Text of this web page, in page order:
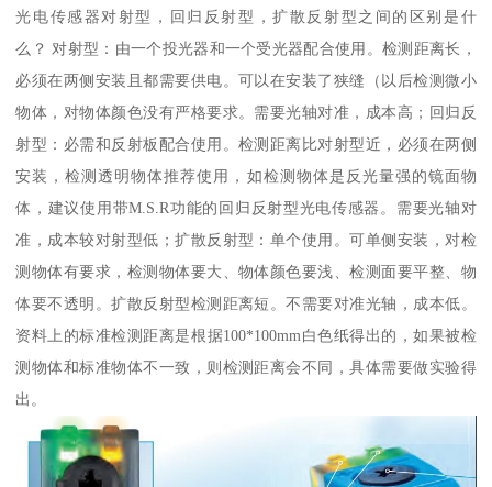
光电传感器对射型，回归反射型，扩散反射型之间的区别是什
么？ 对射型：由一个投光器和一个受光器配合使用。检测距离长，
必须在两侧安装且都需要供电。可以在安装了狭缝（以后检测微小
物体，对物体颜色没有严格要求。需要光轴对准，成本高；回归反
射型：必需和反射板配合使用。检测距离比对射型近，必须在两侧
安装，检测透明物体推荐使用，如检测物体是反光量强的镜面物
体，建议使用带M.S.R功能的回归反射型光电传感器。需要光轴对
准，成本较对射型低；扩散反射型：单个使用。可单侧安装，对检
测物体有要求，检测物体要大、物体颜色要浅、检测面要平整、物
体要不透明。扩散反射型检测距离短。不需要对准光轴，成本低。
资料上的标准检测距离是根据100*100mm白色纸得出的，如果被检
测物体和标准物体不一致，则检测距离会不同，具体需要做实验得
出。